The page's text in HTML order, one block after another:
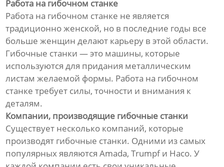
Работа на гибочном станке
Работа на гибочном станке не является
традиционно женской, но в последние годы все
больше женщин делают карьеру в этой области.
Гибочные станки — это машины, которые
используются для придания металлическим
листам желаемой формы. Работа на гибочном
станке требует силы, точности и внимания к
деталям.
Компании, производящие гибочные станки
Существует несколько компаний, которые
производят гибочные станки. Одними из самых
популярных являются Amada, Trumpf и Haco. У